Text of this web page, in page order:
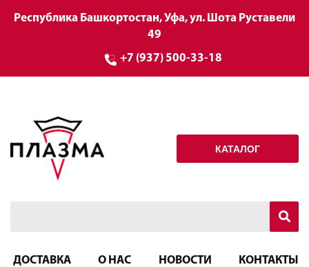
Республика Башкортостан, Уфа, ул. Шота Руставели
49
+7 (937) 500-33-18
КАТАЛОГ
ДОСТАВКА О НАС НОВОСТИ КОНТАКТЫ